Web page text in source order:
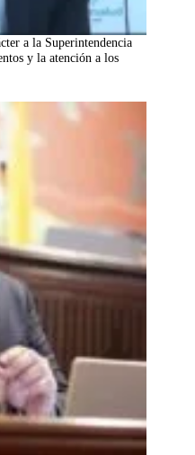
a la Superintendencia
y la atención a los